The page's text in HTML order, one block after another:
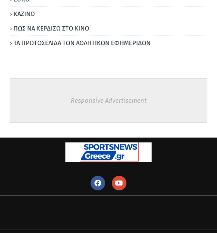
ΚΑΖΙΝΟ
ΠΩΣ ΝΑ ΚΕΡΔΙΣΩ ΣΤΟ ΚΙΝΟ
ΤΑ ΠΡΩΤΟΣΕΛΙΔΑ ΤΩΝ ΑΘΛΗΤΙΚΩΝ ΕΦΗΜΕΡΙΔΩΝ
Responsive Advertisement